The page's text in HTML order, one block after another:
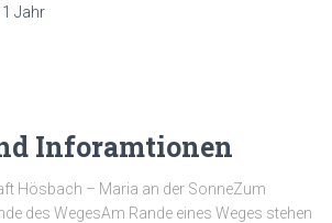
1 Jahr
Inforamtionen
Hösbach – Maria an der SonneZum
des WegesAm Rande eines Weges stehen